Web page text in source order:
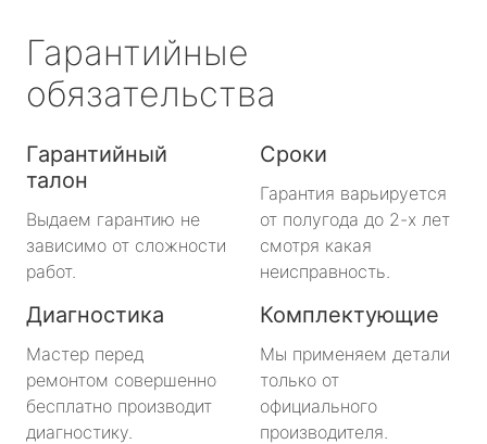
Гарантийные
обязательства
Гарантийный
талон
Выдаем гарантию не
зависимо от сложности
работ.
Сроки
Гарантия варьируется
от полугода до 2-х лет
смотря какая
неисправность.
Диагностика
Мастер перед
ремонтом совершенно
бесплатно производит
диагностику.
Комплектующие
Мы применяем детали
только от
официального
производителя.